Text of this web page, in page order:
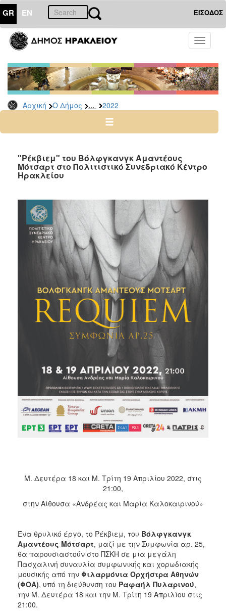
GR EN ΕΙΣΟΔΟΣ
Toggle
Αρχική Ο Δήμος ... 2022
ΔΗΜΟΣ
Δελτία
Τύπου
Αρχείο
2026
2024
2022
2021
2020
2019
2018
2017
2016
2015
2013
2012
2011
ΤΟΠΟΣ
"Ρέκβιεμ" του Βόλφγκανγκ Αμαντέους
Μότσαρτ στο Πολιτιστικό Συνεδριακό Κέντρο
Ηρακλείου
Μ. Δευτέρα 18 και Μ. Τρίτη 19 Απριλίου 2022, στις
21:00,
στην Αίθουσα «Ανδρέας και Μαρία Καλοκαιρινού»
Ένα θρυλικό έργο, το Ρέκβιεμ, του Βόλφγκανγκ
Αμαντέους Μότσαρτ, μαζί με την Συμφωνία αρ. 25,
θα παρουσιαστούν στο ΠΣΚΗ σε μια μεγάλη
Πασχαλινή συναυλία συμφωνικής και χορωδιακής
μουσικής από την Φιλαρμόνια Ορχήστρα Αθηνών
(ΦΟΑ), υπό τη διεύθυνση του Ραφαήλ Πυλαρινού,
την Μ. Δευτέρα 18 και την Μ. Τρίτη 19 Απριλίου στις
21:00.